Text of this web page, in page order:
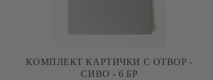
КОМПЛЕКТ КАРТИЧКИ С ОТВОР -
СИВО - 6 БР